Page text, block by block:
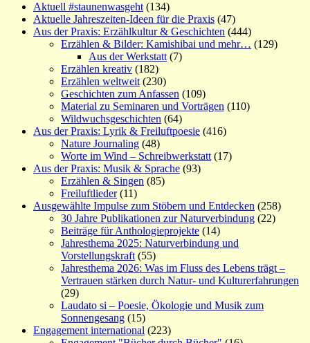
Aktuell #staunenwasgeht (134)
Aktuelle Jahreszeiten-Ideen für die Praxis (47)
Aus der Praxis: Erzählkultur & Geschichten (444)
Erzählen & Bilder: Kamishibai und mehr… (129)
Aus der Werkstatt (7)
Erzählen kreativ (182)
Erzählen weltweit (230)
Geschichten zum Anfassen (109)
Material zu Seminaren und Vorträgen (110)
Wildwuchsgeschichten (64)
Aus der Praxis: Lyrik & Freiluftpoesie (416)
Nature Journaling (48)
Worte im Wind – Schreibwerkstatt (17)
Aus der Praxis: Musik & Sprache (93)
Erzählen & Singen (85)
Freiluftlieder(11)
Ausgewählte Impulse zum Stöbern und Entdecken (258)
30 Jahre Publikationen zur Naturverbindung (22)
Beiträge für Anthologieprojekte (14)
Jahresthema 2025: Naturverbindung und
Vorstellungskraft (55)
Jahresthema 2026: Was im Fluss des Lebens trägt –
Vertrauen stärken durch Natur- und Kulturerfahrungen
(29)
Laudato si – Poesie, Ökologie und Musik zum
Sonnengesang (15)
Engagement international (223)